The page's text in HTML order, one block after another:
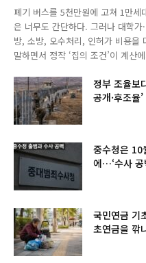
폐기 버스를 5천만원에 고쳐 1만
은 너무도 간단하다. 그러나 대학
방, 소방, 오수처리, 인허가 비용을
말하면서 정작 ‘집의 조건’이 계산
정부 조율보
공개·후조율
중수청은 10
에…‘수사 공
국민연금 기
초연금을 깎